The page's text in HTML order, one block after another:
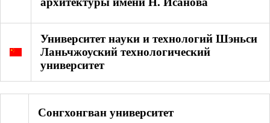
Университет науки и технологий Шэньси
Ланьчжоуский технологический
университет
Сонгхонгван университет